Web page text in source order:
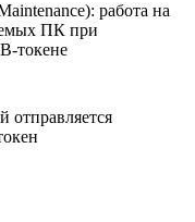
работа на
ПК при
токене
отправляется